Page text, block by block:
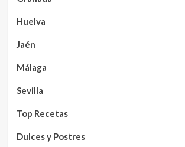
Huelva
Jaén
Málaga
Sevilla
Top Recetas
Dulces y Postres